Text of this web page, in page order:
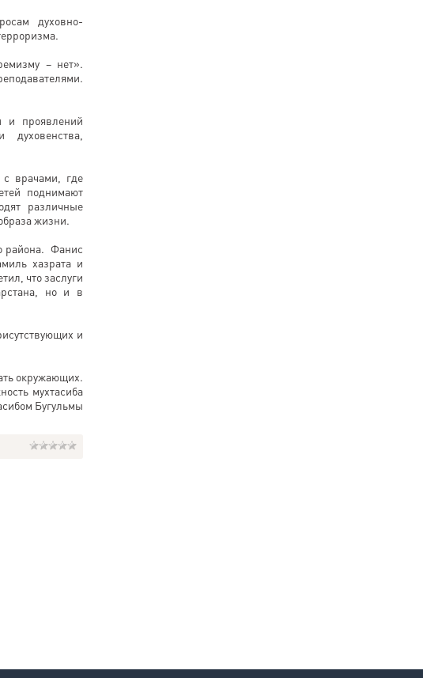
духовно-
– нет».
и проявлений
с врачами, где
поднимают
различные
жизни.
района. Фанис
хазрата и
что заслуги
но и в
и
окружающих.
мухтасиба
Бугульмы